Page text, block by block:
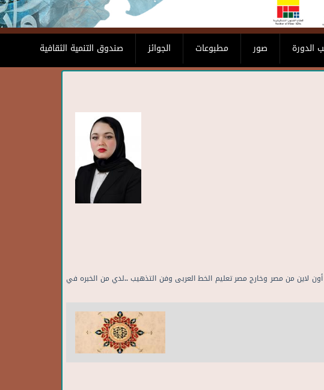
صندوق التنمية الثقافية الجوائز مطبوعات صور الدورة
الطلاب أون لاين من مصر وخارج مصر تعليم الخط العربى وفن التذهيب ..لدي من الخبره في